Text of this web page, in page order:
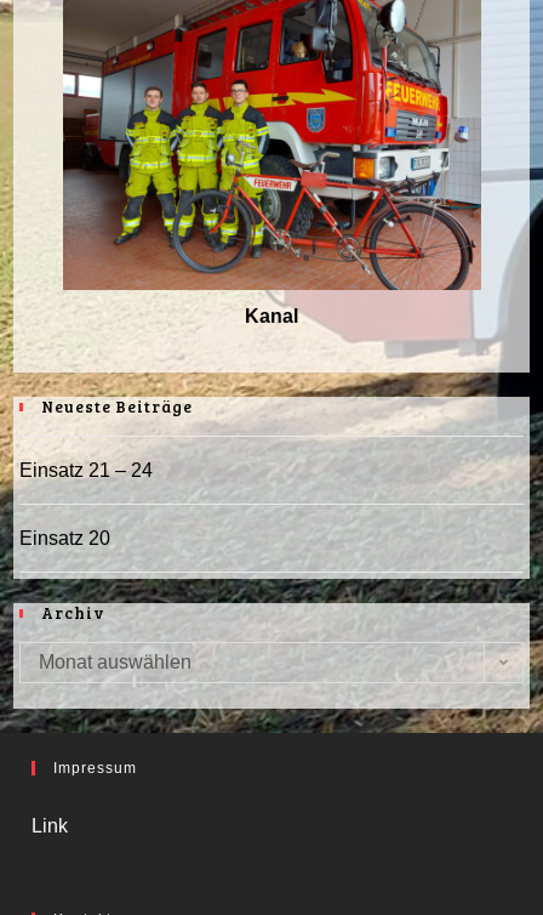
Kanal
Neueste Beiträge
Einsatz 21 – 24
Einsatz 20
Archiv
Archiv
Monat auswählen
Impressum
Link